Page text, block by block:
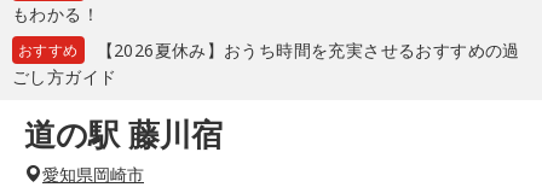
もわかる！
おすすめ
【2026夏休み】おうち時間を充実させるおすすめの過
ごし方ガイド
道の駅 藤川宿
愛知県岡崎市